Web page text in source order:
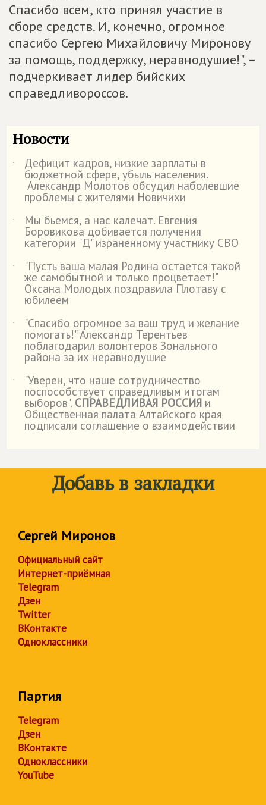
Спасибо всем, кто принял участие в
сборе средств. И, конечно, огромное
спасибо Сергею Михайловичу Миронову
за помощь, поддержку, неравнодушие!", –
подчеркивает лидер бийских
справедливороссов.
Новости
˙ Дефицит кадров, низкие зарплаты в
бюджетной сфере, убыль населения.
Александр Молотов обсудил наболевшие
проблемы с жителями Новичихи
˙
Мы бьемся, а нас калечат. Евгения
Боровикова добивается получения
категории "Д" израненному участнику СВО
˙
"Пусть ваша малая Родина остается такой
же самобытной и только процветает!"
Оксана Молодых поздравила Плотаву с
юбилеем
˙
"Спасибо огромное за ваш труд и желание
помогать!" Александр Терентьев
поблагодарил волонтеров Зонального
района за их неравнодушие
˙
"Уверен, что наше сотрудничество
поспособствует справедливым итогам
выборов". СПРАВЕДЛИВАЯ РОССИЯ и
Общественная палата Алтайского края
подписали соглашение о взаимодействии
Добавь в закладки
Сергей Миронов
Официальный сайт
Интернет-приёмная
Telegram
Дзен
Twitter
ВКонтакте
Одноклассники
Партия
Telegram
Дзен
ВКонтакте
Одноклассники
YouTube